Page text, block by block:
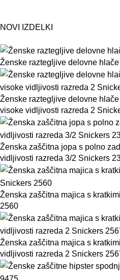
NOVI IZDELKI
Ženske raztegljive delovne
Ženske raztegljive delovne
visoke vidljivosti razreda 2
Ženska zaščitna jopa s polno
vidljivosti razreda 3/2 Snickers
Ženska zaščitna majica s
2560
Ženska zaščitna majica s
vidljivosti razreda 2 Snickers